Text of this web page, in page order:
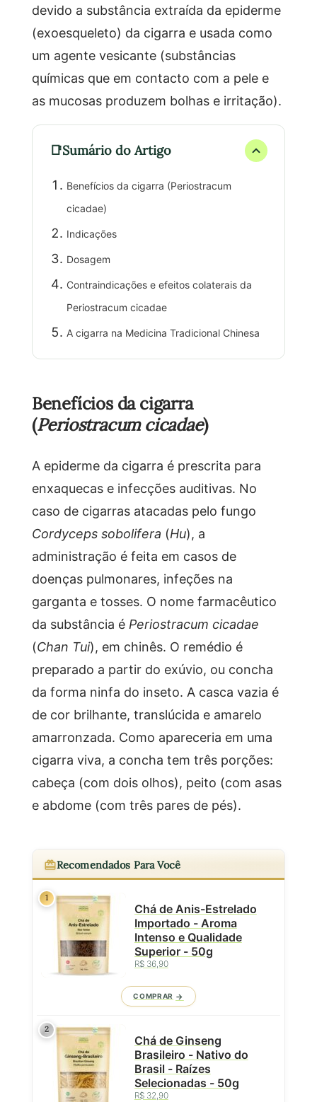
devido a substância extraída da epiderme
(exoesqueleto) da cigarra e usada como
um agente vesicante (substâncias
químicas que em contacto com a pele e
as mucosas produzem bolhas e irritação).
Sumário do Artigo
Benefícios da cigarra (Periostracum
cicadae)
Indicações
Dosagem
Contraindicações e efeitos colaterais da
Periostracum cicadae
A cigarra na Medicina Tradicional Chinesa
Benefícios da cigarra
(Periostracum cicadae)
A epiderme da cigarra é prescrita para
enxaquecas e infecções auditivas. No
caso de cigarras atacadas pelo fungo
Cordyceps sobolifera (Hu), a
administração é feita em casos de
doenças pulmonares, infeções na
garganta e tosses. O nome farmacêutico
da substância é Periostracum cicadae
(Chan Tui), em chinês. O remédio é
preparado a partir do exúvio, ou concha
da forma ninfa do inseto. A casca vazia é
de cor brilhante, translúcida e amarelo
amarronzada. Como apareceria em uma
cigarra viva, a concha tem três porções:
cabeça (com dois olhos), peito (com asas
e abdome (com três pares de pés).
Recomendados Para Você
1
Chá de Anis-Estrelado
Importado - Aroma
Intenso e Qualidade
Superior - 50g
R$ 36,90
COMPRAR
2
Chá de Ginseng
Brasileiro - Nativo do
Brasil - Raízes
Selecionadas - 50g
R$ 32,90